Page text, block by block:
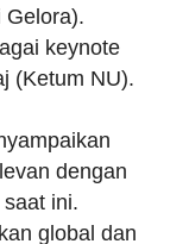
Gelora).
keynote
(Ketum NU).
dengan
ini.
global dan